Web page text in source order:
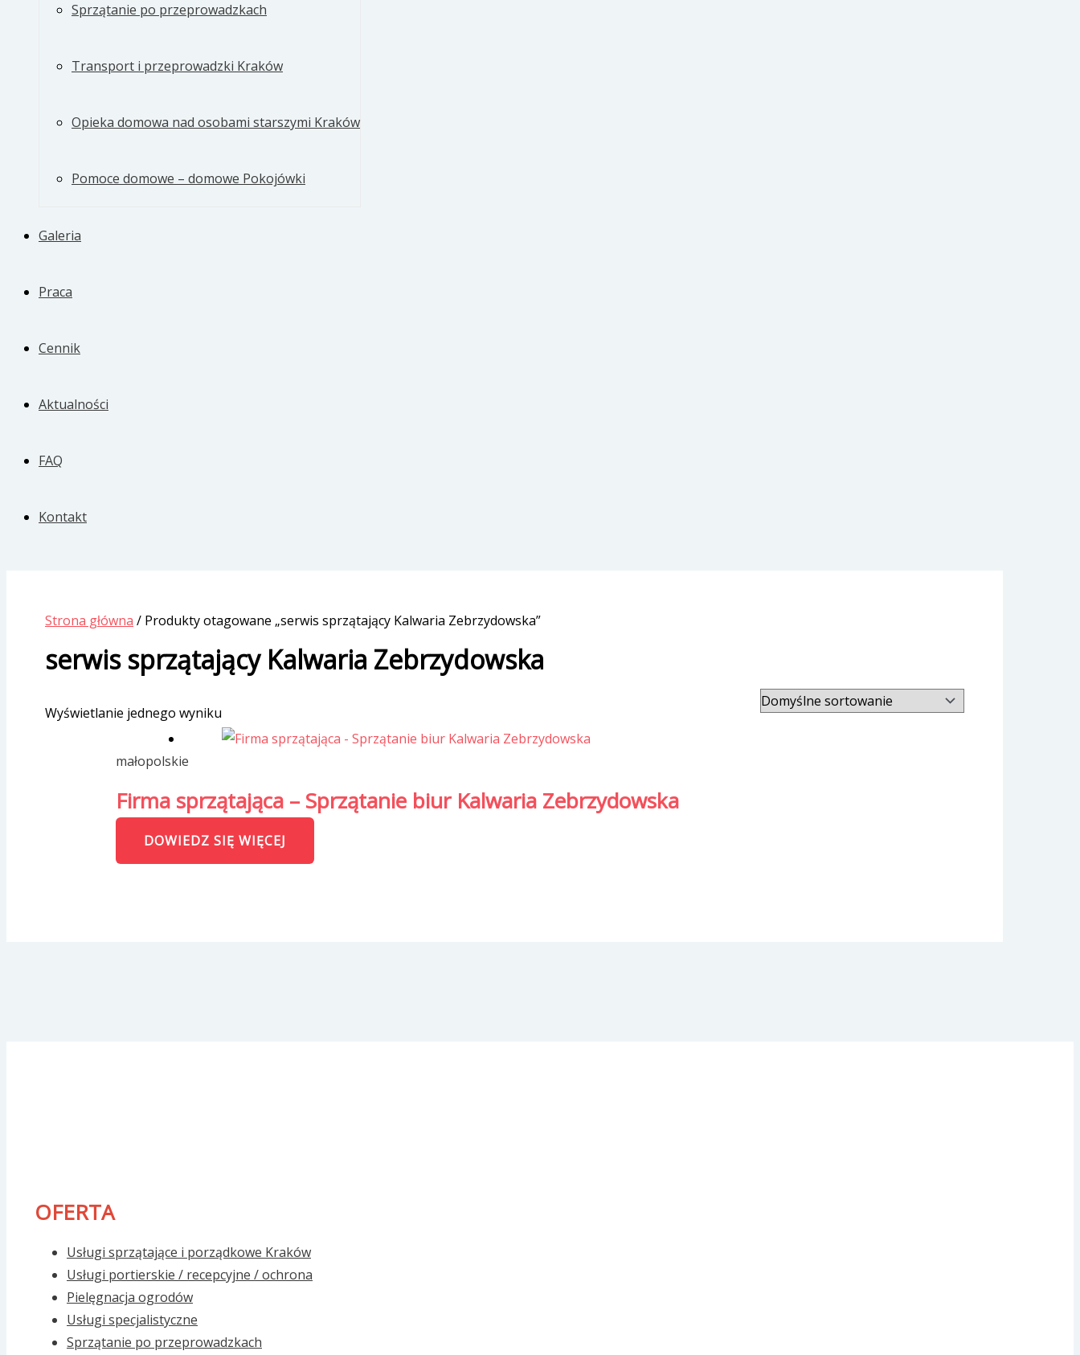
Sprzątanie po przeprowadzkach
Transport i przeprowadzki Kraków
Opieka domowa nad osobami starszymi Kraków
Pomoce domowe – domowe Pokojówki
Galeria
Praca
Cennik
Aktualności
FAQ
Kontakt
Strona główna / Produkty otagowane „serwis sprzątający Kalwaria Zebrzydowska”
serwis sprzątający Kalwaria Zebrzydowska
Wyświetlanie jednego wyniku
małopolskie
Firma sprzątająca – Sprzątanie biur Kalwaria Zebrzydowska
DOWIEDZ SIĘ WIĘCEJ
OFERTA
Usługi sprzątające i porządkowe Kraków
Usługi portierskie / recepcyjne / ochrona
Pielęgnacja ogrodów
Usługi specjalistyczne
Sprzątanie po przeprowadzkach